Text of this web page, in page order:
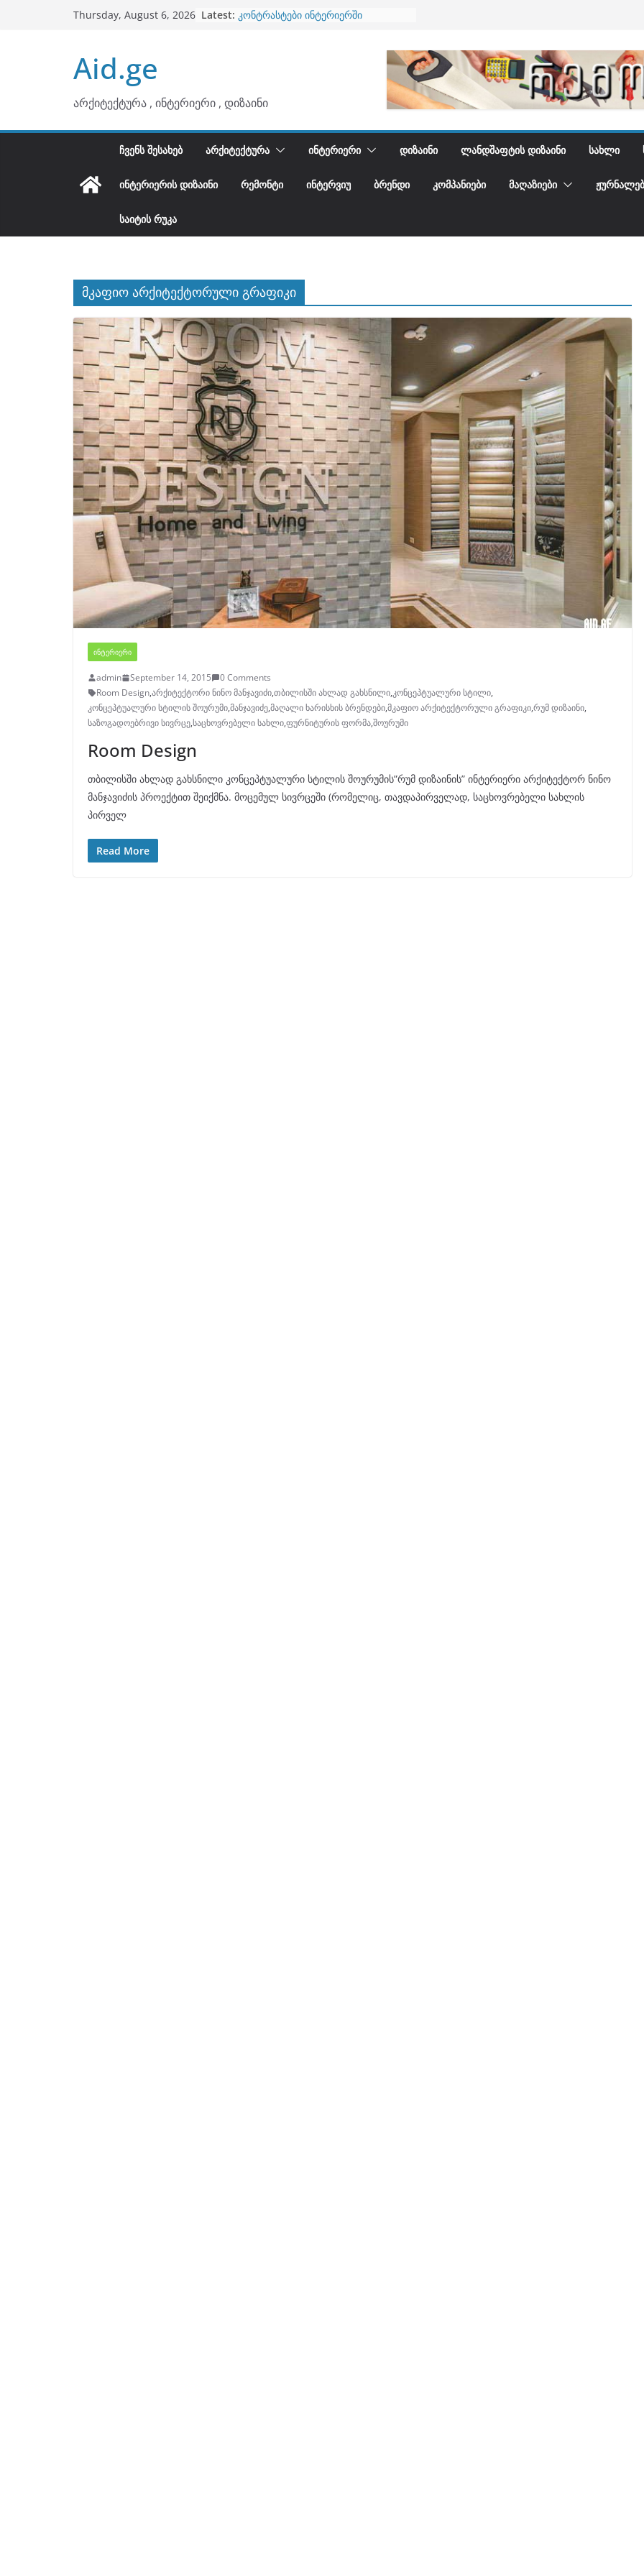
Thursday, August 6, 2026 Latest: კონტრასტები ინტერიერში
Aid.ge
არქიტექტურა , ინტერიერი , დიზაინი
ᲩᲕᲔᲜᲡ ᲨᲔᲡᲐᲮᲔᲑ ᲐᲠᲥᲘᲢᲔᲥᲢᲣᲠᲐ ᲘᲜᲢᲔᲠᲘᲔᲠᲘ ᲓᲘᲖᲐᲘᲜᲘ ᲚᲐᲜᲓᲨᲐᲤᲢᲘᲡ ᲓᲘᲖᲐᲘᲜᲘ ᲡᲐᲮᲚᲘ
ᲘᲜᲢᲔᲠᲘᲔᲠᲘᲡ ᲓᲘᲖᲐᲘᲜᲘ ᲠᲔᲛᲝᲜᲢᲘ ᲘᲜᲢᲔᲠᲕᲘᲣ ᲑᲠᲔᲜᲓᲘ ᲙᲝᲛᲞᲐᲜᲘᲔᲑᲘ ᲛᲐᲦᲐᲖᲘᲔᲑᲘ
ᲡᲐᲘᲢᲘᲡ ᲠᲣᲙᲐ
მკაფიო არქიტექტორული გრაფიკი
ᲘᲜᲢᲔᲠᲘᲔᲠᲘ
admin September 14, 2015
0 Comments
Room Design,არქიტექტორი ნინო მანჯავიძი,თბილისში ახლად გახსნილი,კონცეპტუალური სტილი,
კონცეპტუალური სტილის შოურუმი,მანჯავიძე,მაღალი ხარისხის ბრენდები,მკაფიო არქიტექტორული გრაფიკი,რუმ დიზაინი,
საზოგადოებრივი სივრცე,საცხოვრებელი სახლი,ფურნიტურის ფორმა,შოურუმი
Room Design
თბილისში ახლად გახსნილი კონცეპტუალური სტილის შოურუმის”რუმ დიზაინის” ინტერიერი არქიტექტორ ნინო
მანჯავიძის პროექტით შეიქმნა. მოცემულ სივრცეში (რომელიც, თავდაპირველად, საცხოვრებელი სახლის
პირველ
Read More